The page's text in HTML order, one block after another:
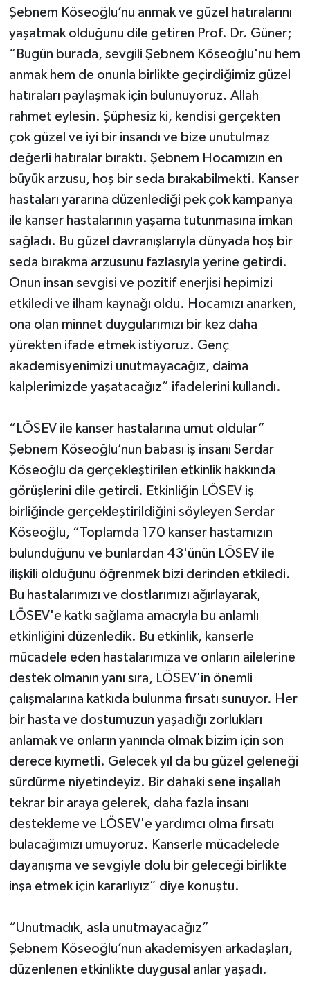
Şebnem Köseoğlu’nu anmak ve güzel hatıralarını
yaşatmak olduğunu dile getiren Prof. Dr. Güner;
“Bugün burada, sevgili Şebnem Köseoğlu'nu hem
anmak hem de onunla birlikte geçirdiğimiz güzel
hatıraları paylaşmak için bulunuyoruz. Allah
rahmet eylesin. Şüphesiz ki, kendisi gerçekten
çok güzel ve iyi bir insandı ve bize unutulmaz
değerli hatıralar bıraktı. Şebnem Hocamızın en
büyük arzusu, hoş bir seda bırakabilmekti. Kanser
hastaları yararına düzenlediği pek çok kampanya
ile kanser hastalarının yaşama tutunmasına imkan
sağladı. Bu güzel davranışlarıyla dünyada hoş bir
seda bırakma arzusunu fazlasıyla yerine getirdi.
Onun insan sevgisi ve pozitif enerjisi hepimizi
etkiledi ve ilham kaynağı oldu. Hocamızı anarken,
ona olan minnet duygularımızı bir kez daha
yürekten ifade etmek istiyoruz. Genç
akademisyenimizi unutmayacağız, daima
kalplerimizde yaşatacağız” ifadelerini kullandı.
“LÖSEV ile kanser hastalarına umut oldular”
Şebnem Köseoğlu’nun babası iş insanı Serdar
Köseoğlu da gerçekleştirilen etkinlik hakkında
görüşlerini dile getirdi. Etkinliğin LÖSEV iş
birliğinde gerçekleştirildiğini söyleyen Serdar
Köseoğlu, “Toplamda 170 kanser hastamızın
bulunduğunu ve bunlardan 43'ünün LÖSEV ile
ilişkili olduğunu öğrenmek bizi derinden etkiledi.
Bu hastalarımızı ve dostlarımızı ağırlayarak,
LÖSEV'e katkı sağlama amacıyla bu anlamlı
etkinliğini düzenledik. Bu etkinlik, kanserle
mücadele eden hastalarımıza ve onların ailelerine
destek olmanın yanı sıra, LÖSEV'in önemli
çalışmalarına katkıda bulunma fırsatı sunuyor. Her
bir hasta ve dostumuzun yaşadığı zorlukları
anlamak ve onların yanında olmak bizim için son
derece kıymetli. Gelecek yıl da bu güzel geleneği
sürdürme niyetindeyiz. Bir dahaki sene inşallah
tekrar bir araya gelerek, daha fazla insanı
destekleme ve LÖSEV'e yardımcı olma fırsatı
bulacağımızı umuyoruz. Kanserle mücadelede
dayanışma ve sevgiyle dolu bir geleceği birlikte
inşa etmek için kararlıyız” diye konuştu.
“Unutmadık, asla unutmayacağız”
Şebnem Köseoğlu’nun akademisyen arkadaşları,
düzenlenen etkinlikte duygusal anlar yaşadı.